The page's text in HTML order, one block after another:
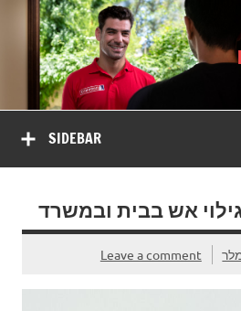
בלוג
המקצוענים
SIDEBAR
אש בבית ובמשרד
Leave a comment